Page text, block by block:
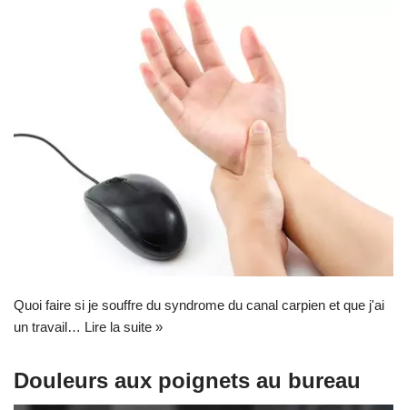
Quoi faire si je souffre du syndrome du canal carpien et que j'ai
un travail… Lire la suite »
Douleurs aux poignets au bureau